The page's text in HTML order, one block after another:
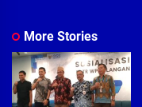
More Stories